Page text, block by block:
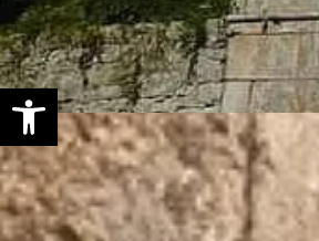
Open toolbar